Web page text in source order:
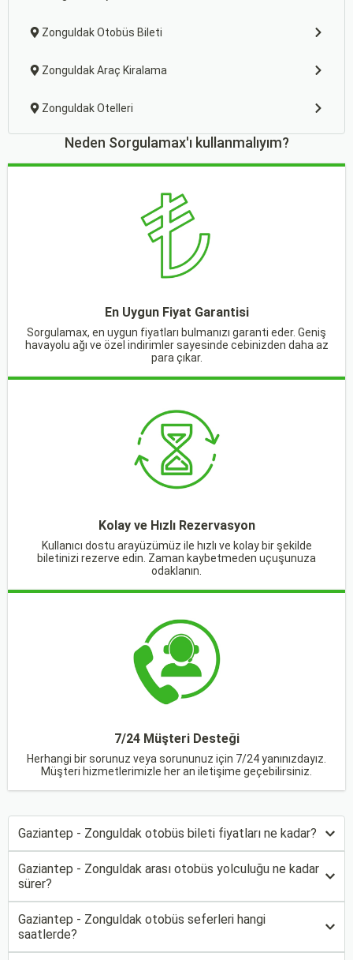
Zonguldak Otobüs Bileti
Zonguldak Araç Kiralama
Zonguldak Otelleri
Neden Sorgulamax'ı kullanmalıyım?
En Uygun Fiyat Garantisi
Sorgulamax, en uygun fiyatları bulmanızı garanti eder. Geniş
havayolu ağı ve özel indirimler sayesinde cebinizden daha az
para çıkar.
Kolay ve Hızlı Rezervasyon
Kullanıcı dostu arayüzümüz ile hızlı ve kolay bir şekilde
biletinizi rezerve edin. Zaman kaybetmeden uçuşunuza
odaklanın.
7/24 Müşteri Desteği
Herhangi bir sorunuz veya sorununuz için 7/24 yanınızdayız.
Müşteri hizmetlerimizle her an iletişime geçebilirsiniz.
Gaziantep - Zonguldak otobüs bileti fiyatları ne kadar?
Gaziantep - Zonguldak arası otobüs yolculuğu ne kadar
sürer?
Gaziantep - Zonguldak otobüs seferleri hangi
saatlerde?